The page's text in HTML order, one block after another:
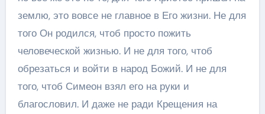
землю, это вовсе не главное в Его жизни. Не для
того Он родился, чтоб просто пожить
человеческой жизнью. И не для того, чтоб
обрезаться и войти в народ Божий. И не для
того, чтоб Симеон взял его на руки и
благословил. И даже не ради Крещения на